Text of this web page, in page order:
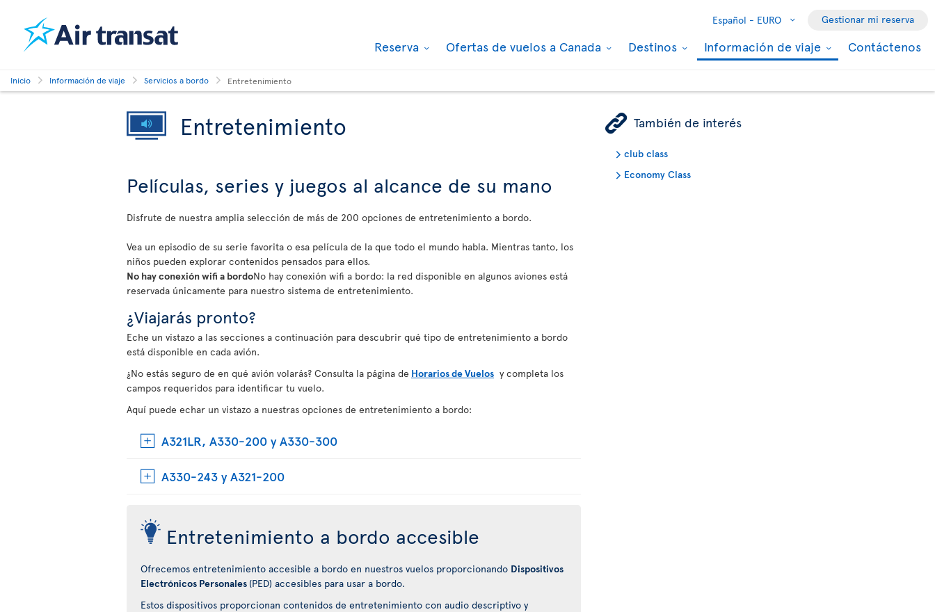
Español - EURO Gestionar mi reserva
Reserva Ofertas de vuelos a Canada Destinos Información de viaje Contáctenos
Inicio Información de viaje Servicios a bordo Entretenimiento
Entretenimiento
Películas, series y juegos al alcance de su mano
Disfrute de nuestra amplia selección de más de 200 opciones de entretenimiento a bordo.
Vea un episodio de su serie favorita o esa película de la que todo el mundo habla. Mientras tanto, los
niños pueden explorar contenidos pensados para ellos.
No hay conexión wifi a bordoNo hay conexión wifi a bordo: la red disponible en algunos aviones está
reservada únicamente para nuestro sistema de entretenimiento.
¿Viajarás pronto?
Eche un vistazo a las secciones a continuación para descubrir qué tipo de entretenimiento a bordo
está disponible en cada avión.
¿No estás seguro de en qué avión volarás? Consulta la página de Horarios de Vuelos y completa los
campos requeridos para identificar tu vuelo.
Aquí puede echar un vistazo a nuestras opciones de entretenimiento a bordo:
A321LR, A330-200 y A330-300
A330-243 y A321-200
Entretenimiento a bordo accesible
Ofrecemos entretenimiento accesible a bordo en nuestros vuelos proporcionando Dispositivos
Electrónicos Personales (PED) accesibles para usar a bordo.
Estos dispositivos proporcionan contenidos de entretenimiento con audio descriptivo y
ÿ También de interés
club class
Economy Class